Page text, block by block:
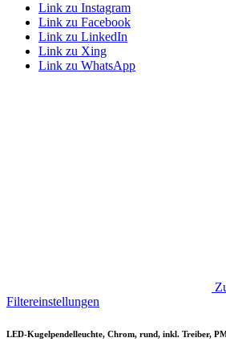
Link zu Instagram
Link zu Facebook
Link zu LinkedIn
Link zu Xing
Link zu WhatsApp
Filtereinstellungen
LED-Kugelpendelleuchte, Chrom, rund, inkl. Treiber,